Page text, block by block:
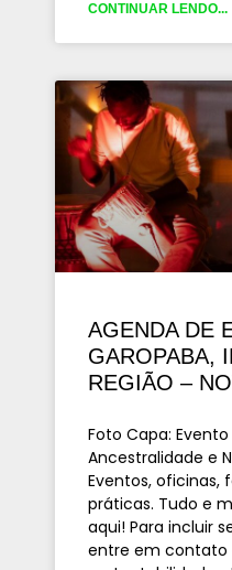
CONTINUAR LENDO...
AGENDA DE
GAROPABA,
REGIÃO –
Foto Capa:
Ancestralidade e
Eventos, oficinas,
práticas. Tudo e
aqui! Para incluir
entre em contato